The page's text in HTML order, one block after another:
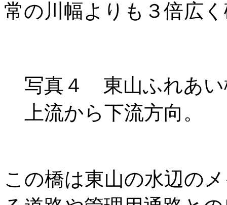
常の川幅よりも３倍広
写真４ 東山ふれあい
上流から下流方向。
この橋は東山の水辺の